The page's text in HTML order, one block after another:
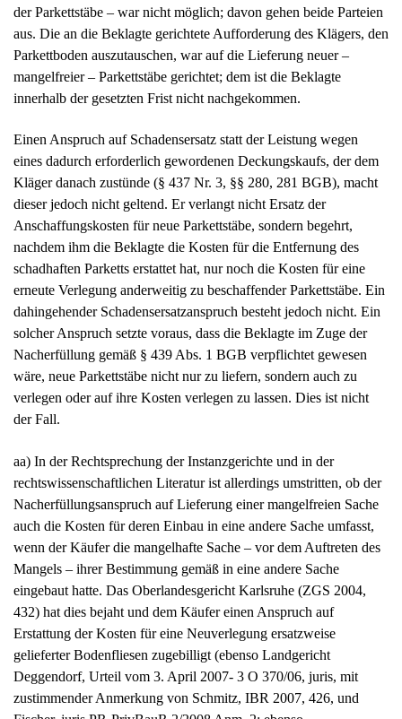
Kläger danach zustünde (§ 437 Nr. 3, §§ 280, 281 BGB), macht
dieser jedoch nicht geltend. Er verlangt nicht Ersatz der
Anschaffungskosten für neue Parkettstäbe, sondern begehrt,
nachdem ihm die Beklagte die Kosten für die Entfernung des
schadhaften Parketts erstattet hat, nur noch die Kosten für eine
dahingehender Schadensersatzanspruch besteht jedoch nicht. Ein
solcher Anspruch setzte voraus, dass die Beklagte im Zuge der
Nacherfüllung gemäß § 439 Abs. 1 BGB verpflichtet gewesen
wäre, neue Parkettstäbe nicht nur zu liefern, sondern auch zu
verlegen oder auf ihre Kosten verlegen zu lassen. Dies ist nicht
der Fall.
aa) In der Rechtsprechung der Instanzgerichte und in der
rechtswissenschaftlichen Literatur ist allerdings umstritten, ob der
Nacherfüllungsanspruch auf Lieferung einer mangelfreien Sache
auch die Kosten für deren Einbau in eine andere Sache umfasst,
wenn der Käufer die mangelhafte Sache – vor dem Auftreten des
Mangels – ihrer Bestimmung gemäß in eine andere Sache
eingebaut hatte. Das Oberlandesgericht Karlsruhe (ZGS 2004,
Erstattung der Kosten für eine Neuverlegung ersatzweise
gelieferter Bodenfliesen zugebilligt (ebenso Landgericht
Deggendorf, Urteil vom 3. April 2007- 3 O 370/06, juris, mit
zustimmender Anmerkung von Schmitz, IBR 2007, 426, und
Fischer, juris PR-PrivBauR 2/2008 Anm. 2; ebenso
Bamberger/Roth/Faust, BeckOK, Stand 1. Februar 2007, BGB §
439 Rdnr. 18; Eckert/Maifeld/Matthiessen, Handbuch des
Kaufrechts, 2007, Rdnr. 621 f.; Terrahe, VersR 2004, 680;
Pammler, juris PK-BGB, 3. Aufl., § 439 Rdnr. 48). Die
Oberlandesgerichte Köln (ZGS 2006, 77), Stuttgart (Urteil vom 8.
November 2007 – 19 U 52/07, n.v., Revision beim Senat
anhängig unter VIII ZR 304/07) und Frankfurt am Main (Urteil